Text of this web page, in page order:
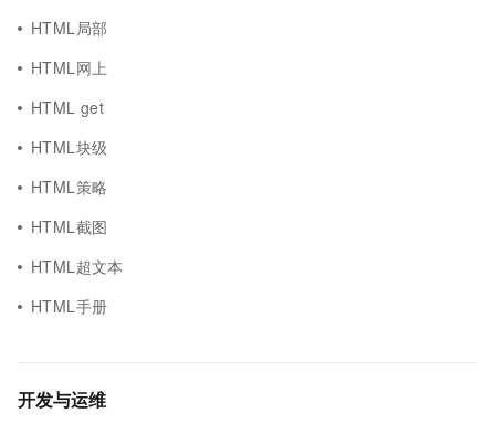
HTML局部
HTML网上
HTML get
HTML块级
HTML策略
HTML截图
HTML超文本
HTML手册
开发与运维